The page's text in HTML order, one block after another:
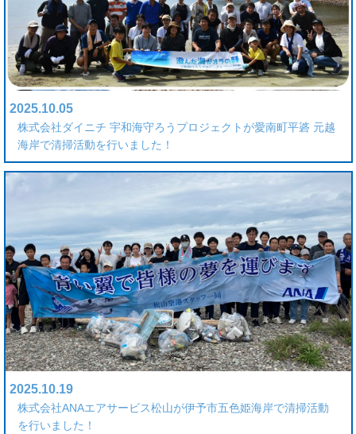
2025.10.05
株式会社ダイニチ 宇和海守ろうプロジェクトが愛南町平碆 元越
海岸で清掃活動を行いました！
2025.10.19
株式会社ANAエアサービス松山が伊予市五色姫海岸で清掃活動
を行いました！